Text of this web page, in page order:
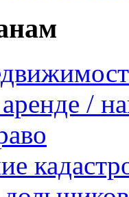
/